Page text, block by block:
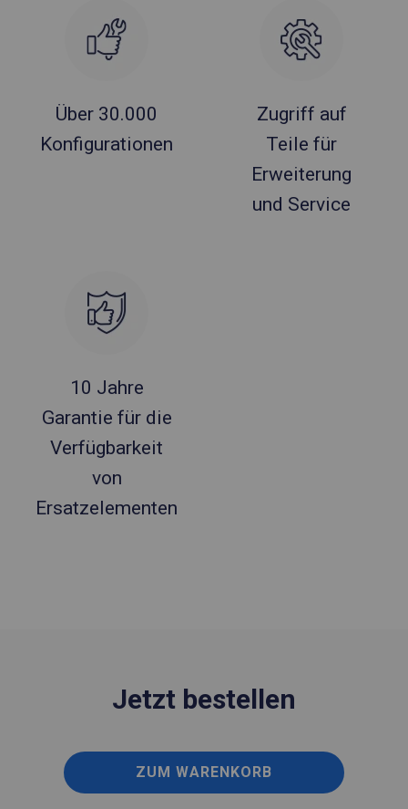
Über 30.000
Konfigurationen
Zugriff auf
Teile für
Erweiterung
und Service
10 Jahre
Garantie für die
Verfügbarkeit
von
Ersatzelementen
Jetzt bestellen
ZUM WARENKORB